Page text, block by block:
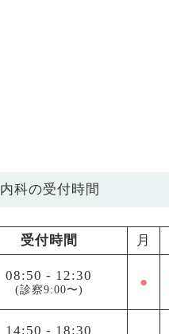
内科の受付時間
受付時間 月
08:50 - 12:30
(診察9:00〜)
●
14:50 - 18:30